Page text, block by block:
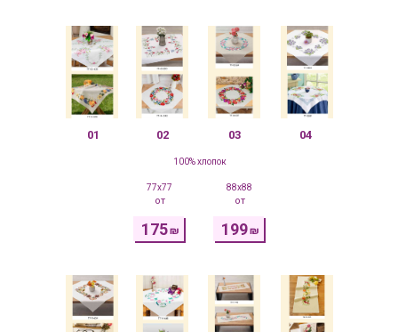
175₪ 199₪
от
02 03
01 04
100% хлопок
77x77 88x88
от